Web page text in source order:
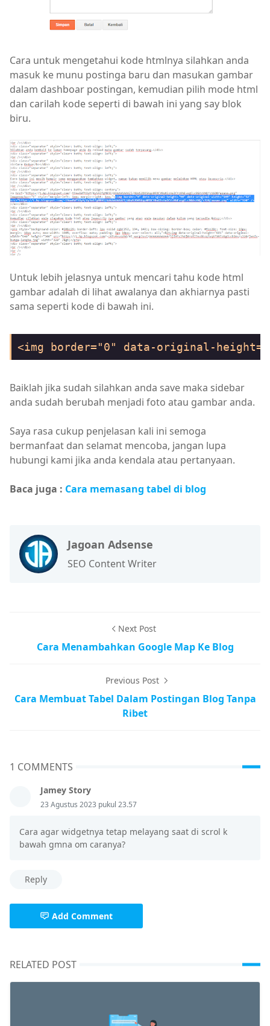
Cara untuk mengetahui kode htmlnya silahkan anda
masuk ke munu postinga baru dan masukan gambar
dalam dashboar postingan, kemudian pilih mode html
dan carilah kode seperti di bawah ini yang say blok
biru.
Untuk lebih jelasnya untuk mencari tahu kode html
gambar adalah di lihat awalanya dan akhiarnya pasti
sama seperti kode di bawah ini.
<img border="0" data-original-height="90"
Baiklah jika sudah silahkan anda save maka sidebar
anda sudah berubah menjadi foto atau gambar anda.
Saya rasa cukup penjelasan kali ini semoga
bermanfaat dan selamat mencoba, jangan lupa
hubungi kami jika anda kendala atau pertanyaan.
Baca juga : Cara memasang tabel di blog
Jagoan Adsense
SEO Content Writer
Next Post
Cara Menambahkan Google Map Ke Blog
Previous Post
Cara Membuat Tabel Dalam Postingan Blog Tanpa
Ribet
1 COMMENTS
Jamey Story
23 Agustus 2023 pukul 23.57
Cara agar widgetnya tetap melayang saat di scrol k
bawah gmna om caranya?
Reply
Add Comment
RELATED POST